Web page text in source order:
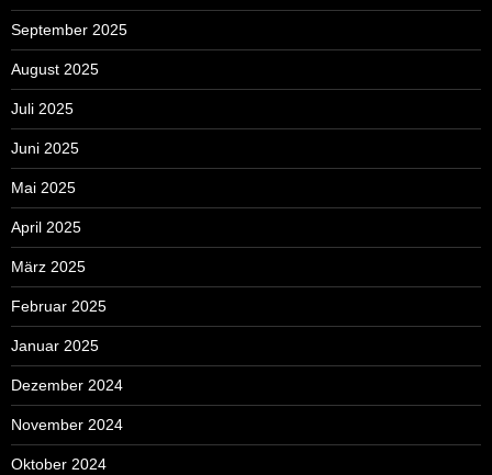
September 2025
August 2025
Juli 2025
Juni 2025
Mai 2025
April 2025
März 2025
Februar 2025
Januar 2025
Dezember 2024
November 2024
Oktober 2024